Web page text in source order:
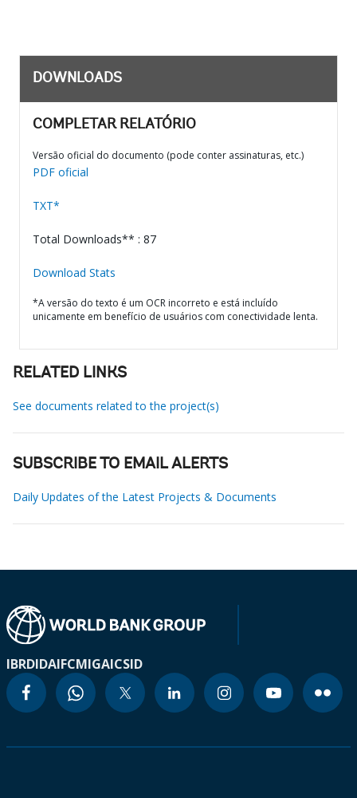
DOWNLOADS
COMPLETAR RELATÓRIO
Versão oficial do documento (pode conter assinaturas, etc.)
PDF oficial
TXT*
Total Downloads** : 87
Download Stats
*A versão do texto é um OCR incorreto e está incluído
unicamente em benefício de usuários com conectividade lenta.
RELATED LINKS
See documents related to the project(s)
SUBSCRIBE TO EMAIL ALERTS
Daily Updates of the Latest Projects & Documents
IBRDIDAIFCMIGAICSID